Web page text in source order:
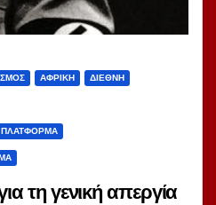
ΑΦΡΙΚΉ ΔΙΕΘΝΉ
ΠΛΑΤΦΌΡΜΑ
τη γενική απεργία